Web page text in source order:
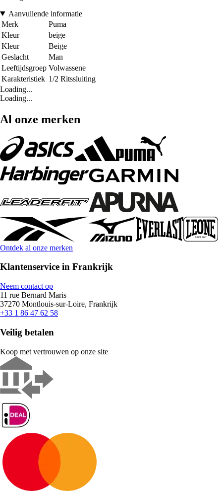
Aanvullende informatie
Merk
Puma
Kleur
beige
Kleur
Beige
Geslacht
Man
Leeftijdsgroep Volwassene
Karakteristiek 1/2 Ritssluiting
Loading...
Loading...
Al onze merken
Ontdek al onze merken
Klantenservice in Frankrijk
Neem contact op
11 rue Bernard Maris
37270 Montlouis-sur-Loire, Frankrijk
+33 1 86 47 62 58
Veilig betalen
Koop met vertrouwen op onze site